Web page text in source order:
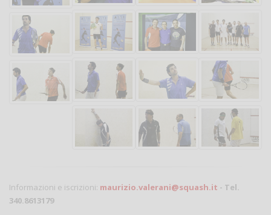
Informazioni e iscrizioni: maurizio.valerani@squash.it - Tel.
340.8613179